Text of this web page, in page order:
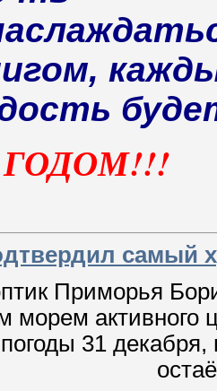
самый
Приморья
активного
31